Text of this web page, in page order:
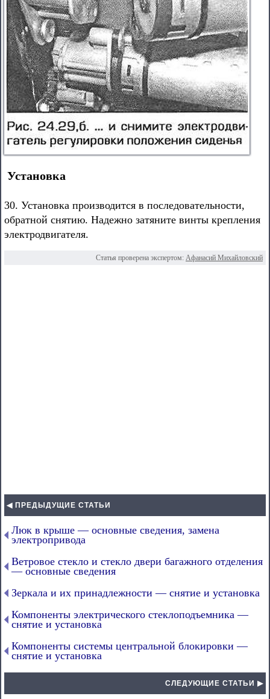
Установка
30. Установка производится в последовательности,
обратной снятию. Надежно затяните винты крепления
электродвигателя.
Статья проверена экспертом: Афанасий Михайловский
◀ ПРЕДЫДУЩИЕ СТАТЬИ
Люк в крыше — основные сведения, замена
электропривода
Ветровое стекло и стекло двери багажного отделения
— основные сведения
Зеркала и их принадлежности — снятие и установка
Компоненты электрического стеклоподъемника —
снятие и установка
Компоненты системы центральной блокировки —
снятие и установка
СЛЕДУЮЩИЕ СТАТЬИ ▶